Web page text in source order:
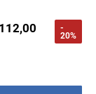
-
20%